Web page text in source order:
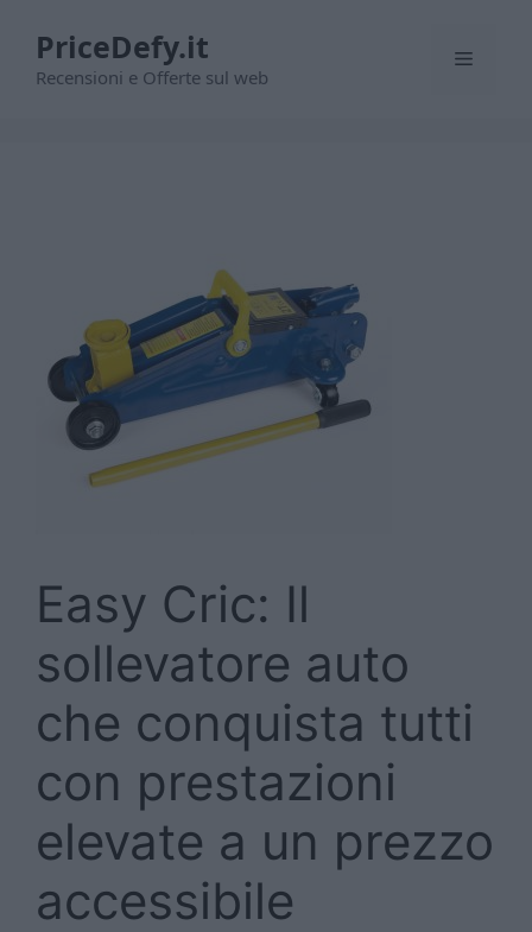
contenuto
PriceDefy.it
Recensioni e Offerte sul web
Menu
Easy Cric: Il
sollevatore auto
che conquista tutti
con prestazioni
elevate a un prezzo
accessibile